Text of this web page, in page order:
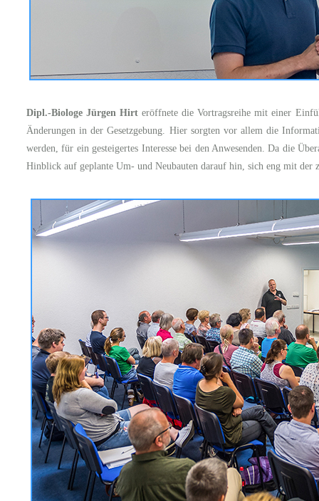
Dipl.-Biologe Jürgen Hirt eröffnete die Vortragsreihe mit einer
Änderungen in der Gesetzgebung. Hier sorgten vor allem die
werden, für ein gesteigertes Interesse bei den Anwesenden. Da die
Hinblick auf geplante Um- und Neubauten darauf hin, sich eng mit der